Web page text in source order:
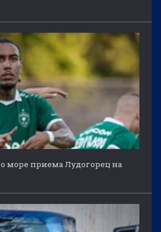
море приема Лудогорец на